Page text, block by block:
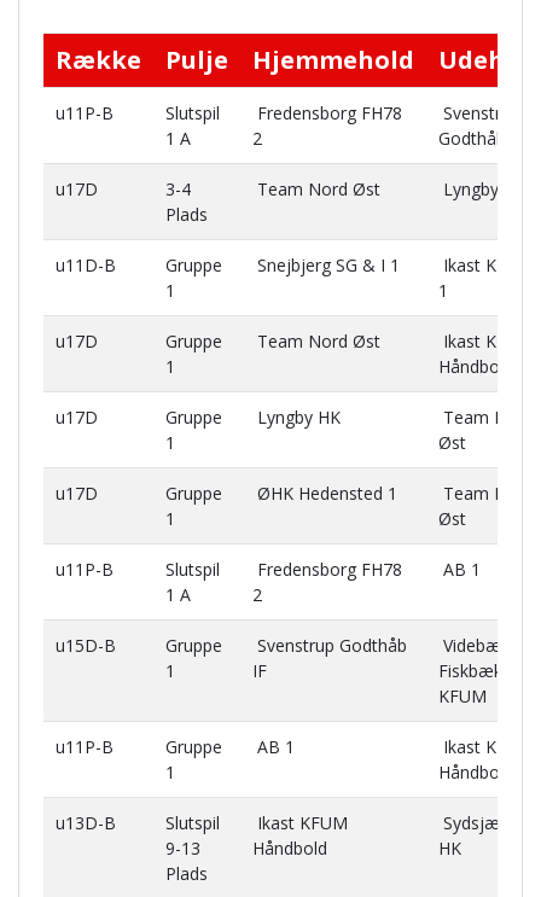
Række Pulje Hjemmehold
u11P-B
Slutspil
1 A
Fredensborg FH78
2
Svenstrup
Godthåb IF 1
u17D
3-4
Plads
Team Nord Øst Lyngby HK
u11D-B
Gruppe
1
Snejbjerg SG & I 1
Ikast KFUM
1
u17D
Gruppe
1
Team Nord Øst
Ikast KFUM
Håndbold
u17D
Gruppe
1
Lyngby HK
Team Nord
Øst
u17D
Gruppe
1
ØHK Hedensted 1
Team Nord
Øst
u11P-B
Slutspil
1 A
Fredensborg FH78
2
AB 1
u15D-B
Gruppe
1
Svenstrup Godthåb
IF
Videbæk-
Fiskbæk
KFUM
u11P-B
Gruppe
1
AB 1
Ikast KFUM
Håndbold
u13D-B
Slutspil
9-13
Plads
Ikast KFUM
Håndbold
HK